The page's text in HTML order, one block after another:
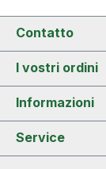
Contatto
I vostri ordini
Informazioni
Service